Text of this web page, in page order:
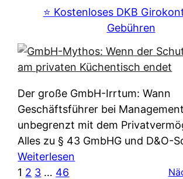
s
i
c
h
e
t
d
n
w
l
c
h
e
n
e
r
k
l
ä
u
⭐️ Kostenloses DKB
Gebühren
Der große GmbH-Irrtum: Wann
Geschäftsführer bei
unbegrenzt mit dem
Alles zu § 43 GmbHG und D&O-
Weiterlesen
1 2 3 … 46